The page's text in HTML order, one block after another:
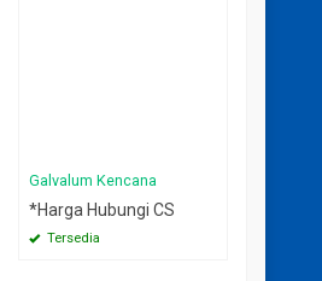
Galvalum Kencana
*Harga Hubungi CS
Tersedia